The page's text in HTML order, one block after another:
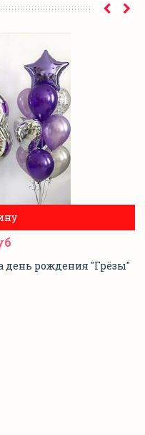
день рождения "Грёзы"